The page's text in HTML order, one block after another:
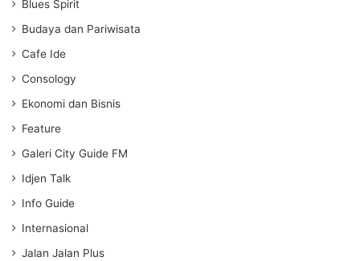
Blues Spirit
Budaya dan Pariwisata
Cafe Ide
Consology
Ekonomi dan Bisnis
Feature
Galeri City Guide FM
Idjen Talk
Info Guide
Internasional
Jalan Jalan Plus